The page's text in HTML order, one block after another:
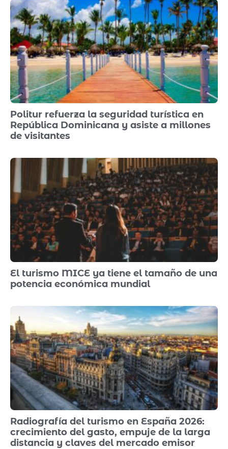
Politur refuerza la seguridad turística en
República Dominicana y asiste a millones
de visitantes
El turismo MICE ya tiene el tamaño de una
potencia económica mundial
Radiografía del turismo en España 2026:
crecimiento del gasto, empuje de la larga
distancia y claves del mercado emisor